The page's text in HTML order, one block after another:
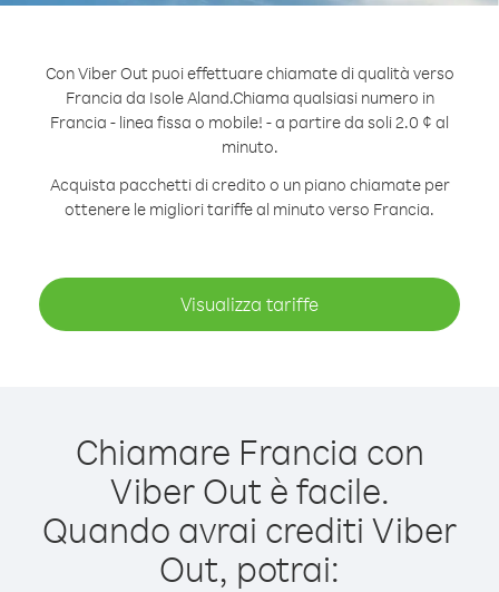
Con Viber Out puoi effettuare chiamate di qualità verso
Francia da Isole Aland.Chiama qualsiasi numero in
Francia - linea fissa o mobile! - a partire da soli 2.0 ¢ al
minuto.
Acquista pacchetti di credito o un piano chiamate per
ottenere le migliori tariffe al minuto verso Francia.
Visualizza tariffe
Chiamare Francia con
Viber Out è facile.
Quando avrai crediti Viber
Out, potrai: